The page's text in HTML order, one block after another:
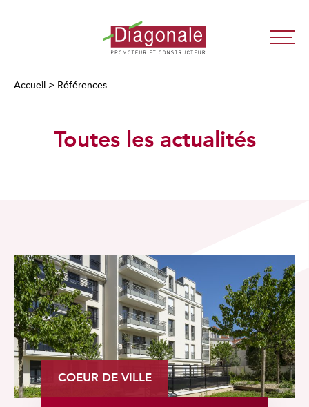
Diagonale
Promoteur
/
Accueil > Références
Toutes les actualités
COEUR DE VILLE